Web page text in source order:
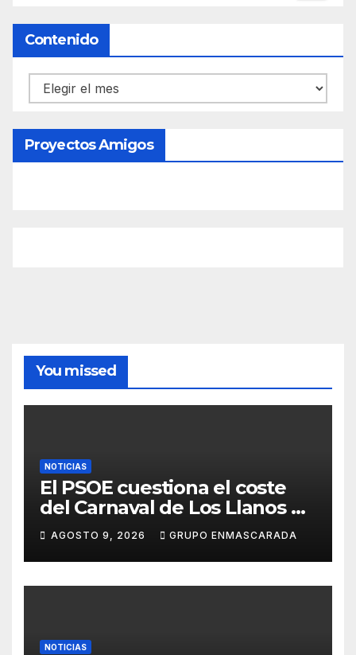
Contenido
Contenido
Proyectos Amigos
You missed
NOTICIAS
El PSOE cuestiona el coste
del Carnaval de Los Llanos de
Aridane y reclama mayor
control del gasto municipal
AGOSTO 9, 2026 GRUPO ENMASCARADA
NOTICIAS